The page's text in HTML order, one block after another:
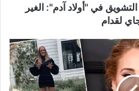
في "أولاد آدم": الغير
لقدام